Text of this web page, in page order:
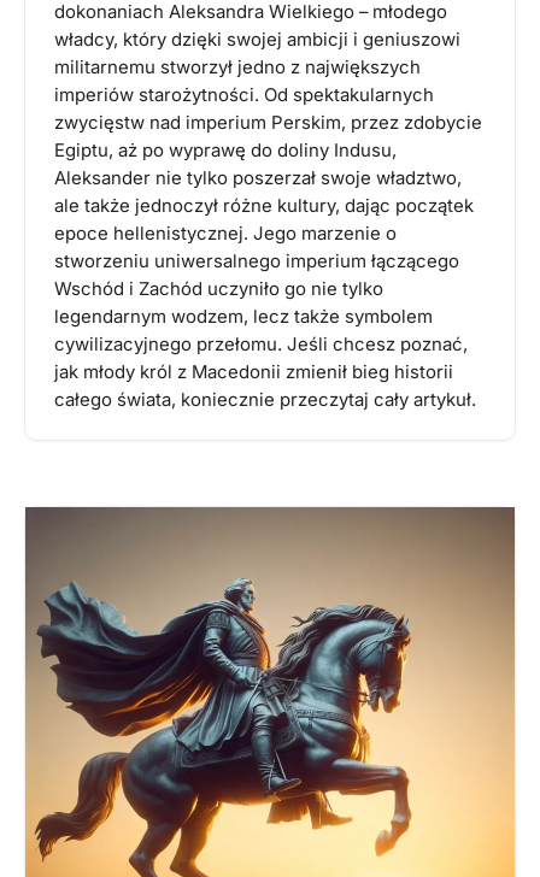
dokonaniach Aleksandra Wielkiego – młodego
władcy, który dzięki swojej ambicji i geniuszowi
militarnemu stworzył jedno z największych
imperiów starożytności. Od spektakularnych
zwycięstw nad imperium Perskim, przez zdobycie
Egiptu, aż po wyprawę do doliny Indusu,
Aleksander nie tylko poszerzał swoje władztwo,
ale także jednoczył różne kultury, dając początek
epoce hellenistycznej. Jego marzenie o
stworzeniu uniwersalnego imperium łączącego
Wschód i Zachód uczyniło go nie tylko
legendarnym wodzem, lecz także symbolem
cywilizacyjnego przełomu. Jeśli chcesz poznać,
jak młody król z Macedonii zmienił bieg historii
całego świata, koniecznie przeczytaj cały artykuł.